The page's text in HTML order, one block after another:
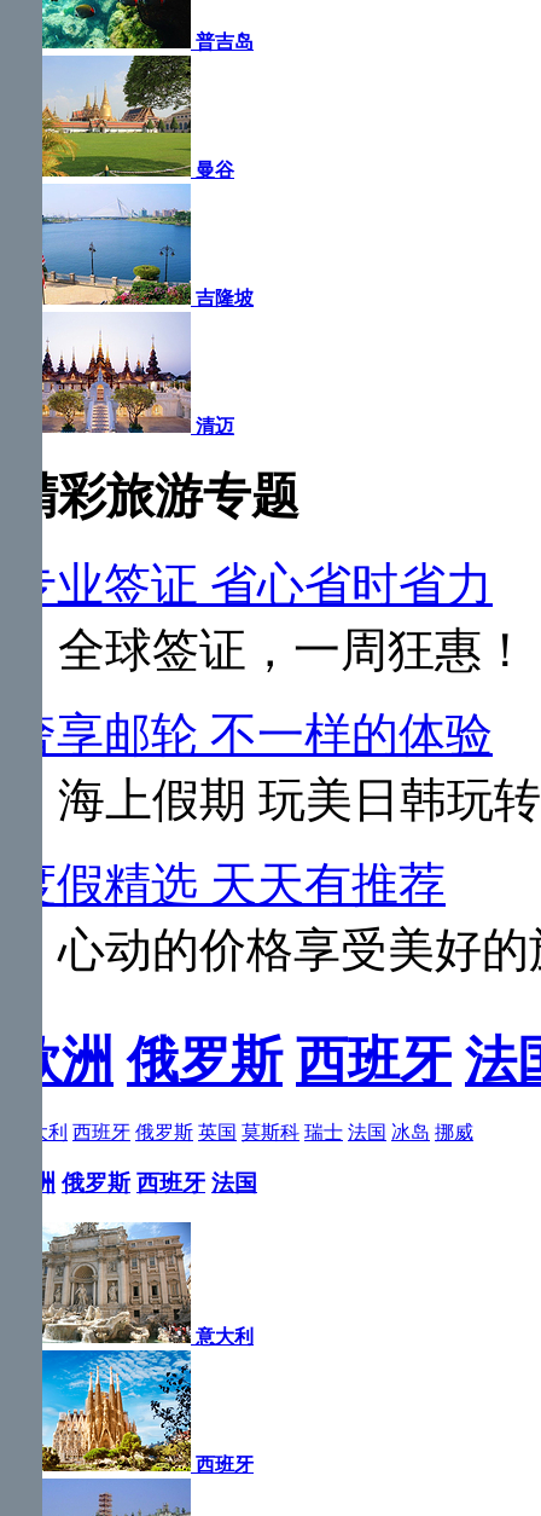
普吉岛
曼谷
吉隆坡
清迈
精彩旅游专题
专业签证 省心省时省力
全球签证，一周狂惠！
奢享邮轮 不一样的体验
海上假期 玩美日韩玩
度假精选 天天有推荐
心动的价格享受美好
欧洲 俄罗斯 西班牙 法
意大利 西班牙 俄罗斯 英国 莫斯科 瑞士 法国 冰岛 挪威
欧洲 俄罗斯 西班牙 法国
意大利
西班牙